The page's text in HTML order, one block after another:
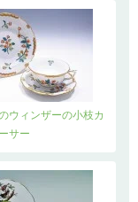
ウィンザーの小枝カ
サー